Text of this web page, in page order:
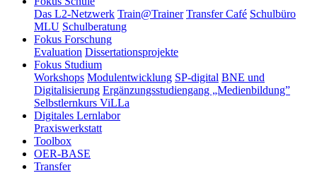
Das L2-Netzwerk Train@Trainer Transfer Café Schulbüro
MLU Schulberatung
Fokus Forschung
Evaluation Dissertationsprojekte
Fokus Studium
Workshops Modulentwicklung SP-digital BNE und
Digitalisierung Ergänzungsstudiengang „Medienbildung”
Selbstlernkurs ViLLa
Digitales Lernlabor
Praxiswerkstatt
Toolbox
OER-BASE
Transfer